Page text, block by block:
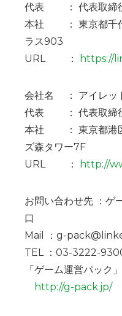
代表 ： 代表取締
本社 ： 東京都千
ラス903
URL ：
https://
会社名 ： アイレッ
代表 ： 代表取締
本社 ： 東京都港
ズ森タワー7F
URL ：
http://
お問い合わせ先 ：ゲ
口
Mail ：g-
TEL ：03-3222-
「ゲーム運営パック
http://g-pack.jp/